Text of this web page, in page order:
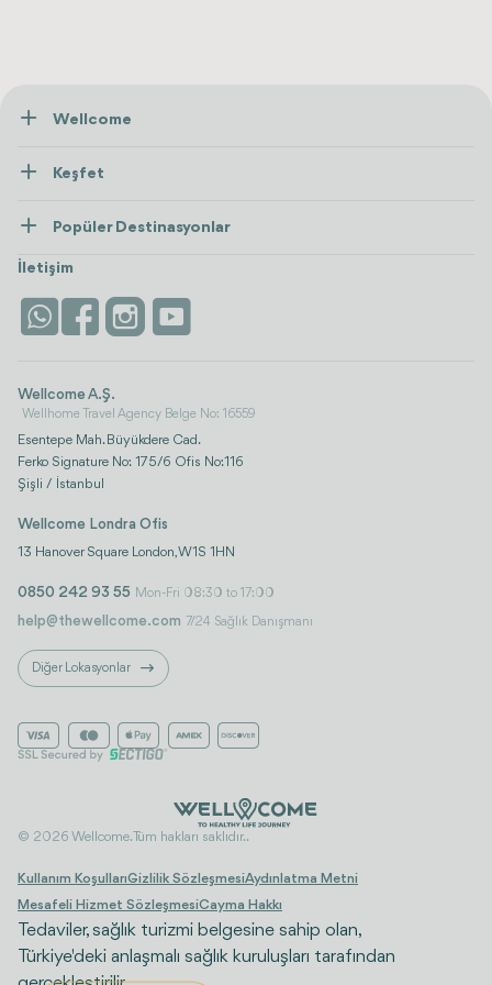
Wellcome
İletişim
Keşfet
Wellness
Konaklama
Life Platform
Popüler Destinasyonlar
Tümünü Gör
İstanbul
İletişim
Wellcome A.Ş.
Wellhome Travel Agency Belge No: 16559
Esentepe Mah. Büyükdere Cad.
Ferko Signature No: 175/6 Ofis No:116
Şişli / İstanbul
Wellcome Londra Ofis
13 Hanover Square London, W1S 1HN
0850 242 93 55 Mon-Fri 08:30 to 17:00
help@thewellcome.com 7/24 Sağlık Danışmanı
Diğer Lokasyonlar
© 2026 Wellcome. Tüm hakları saklıdır..
Kullanım KoşullarıGizlilik SözleşmesiAydınlatma Metni
Mesafeli Hizmet SözleşmesiCayma Hakkı
Tedaviler, sağlık turizmi belgesine sahip olan,
Türkiye'deki anlaşmalı sağlık kuruluşları tarafından